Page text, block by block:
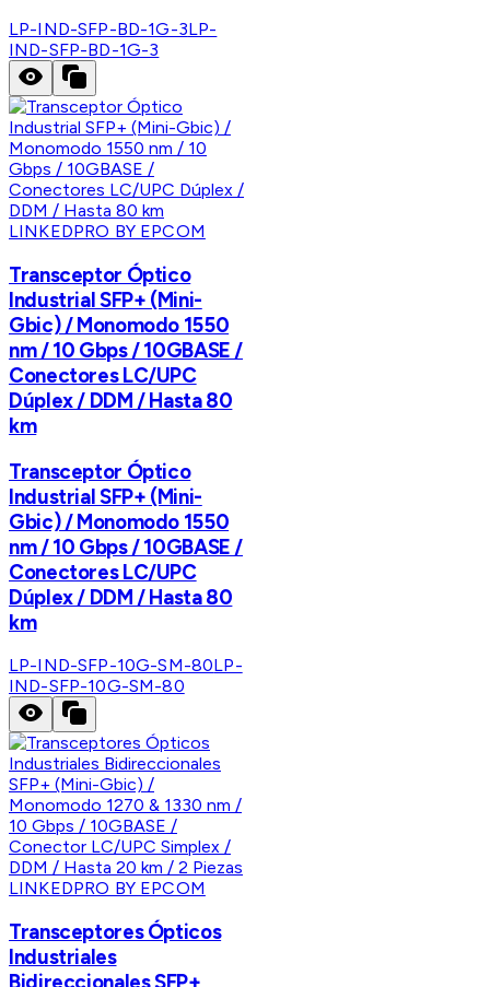
LP-IND-SFP-BD-1G-3LP-
IND-SFP-BD-1G-3
LINKEDPRO BY EPCOM
Transceptor Óptico
Industrial SFP+ (Mini-
Gbic) / Monomodo 1550
nm / 10 Gbps / 10GBASE /
Conectores LC/UPC
Dúplex / DDM / Hasta 80
km
Transceptor Óptico
Industrial SFP+ (Mini-
Gbic) / Monomodo 1550
nm / 10 Gbps / 10GBASE /
Conectores LC/UPC
Dúplex / DDM / Hasta 80
km
LP-IND-SFP-10G-SM-80LP-
IND-SFP-10G-SM-80
LINKEDPRO BY EPCOM
Transceptores Ópticos
Industriales